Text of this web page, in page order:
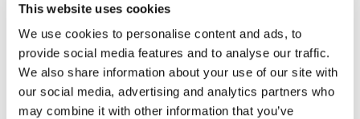
This website uses cookies
We use cookies to personalise content and ads, to
provide social media features and to analyse our traffic.
We also share information about your use of our site with
our social media, advertising and analytics partners who
may combine it with other information that you’ve